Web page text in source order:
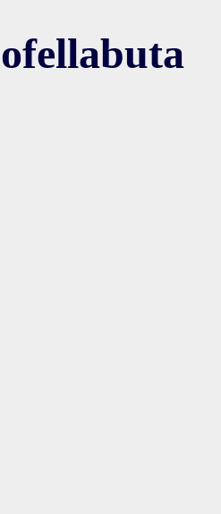
ofellabuta